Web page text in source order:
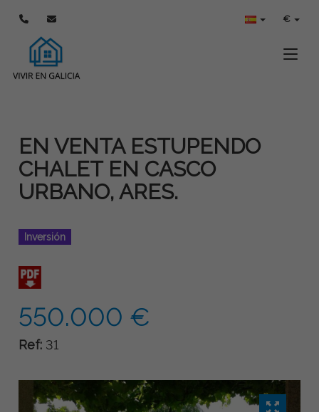
€
EN VENTA ESTUPENDO
CHALET EN CASCO
URBANO, ARES.
Inversión
550.000 €
Ref: 31